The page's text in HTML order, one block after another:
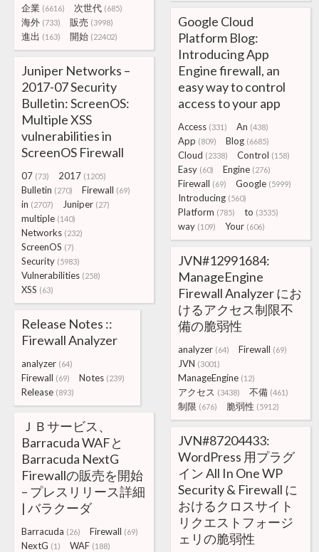
企業 (6616) 次世代 (685)
海外 (733) 販売 (3998)
進出 (163) 開始 (22402)
Google Cloud
Platform Blog:
Introducing App
Engine firewall, an
easy way to control
access to your app
Access (331) An (438)
App (809) Blog (6685)
Cloud (2338) Control (158)
Easy (60) Engine (276)
Firewall (69) Google (5999)
Introducing (560)
Platform (785) to (3535)
way (109) Your (606)
Juniper Networks –
2017-07 Security
Bulletin: ScreenOS:
Multiple XSS
vulnerabilities in
ScreenOS Firewall
07 (73) 2017 (1205)
Bulletin (270) Firewall (69)
in (2707) Juniper (27)
multiple (140)
Networks (232)
ScreenOS (7)
Security (5983)
Vulnerabilities (258)
XSS (63)
JVN#12991684:
ManageEngine
Firewall Analyzer にお
けるアクセス制限不
備の脆弱性
analyzer (64) Firewall (69)
JVN (3001)
ManageEngine (12)
アクセス (3438) 不備 (461)
制限 (676) 脆弱性 (5912)
Release Notes ::
Firewall Analyzer
analyzer (64)
Firewall (69) Notes (239)
Release (893)
ＪＢサービス、
Barracuda WAFと
Barracuda NextG
Firewallの販売を開始
– プレスリリース詳細
| バラクーダ
Barracuda (26) Firewall (69)
NextG (1) WAF (188)
JVN#87204433:
WordPress 用プラグ
イン All In One WP
Security & Firewall に
おけるクロスサイト
リクエストフォージ
ェリの脆弱性